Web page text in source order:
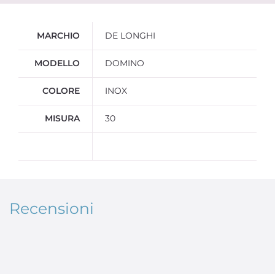
MARCHIO DE LONGHI
MODELLO DOMINO
COLORE INOX
MISURA 30
Recensioni